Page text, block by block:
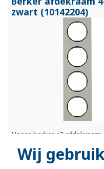
Wij
zwart (10142204)
Hager berker r.3
293.7x80.75x9.9mm.Meer